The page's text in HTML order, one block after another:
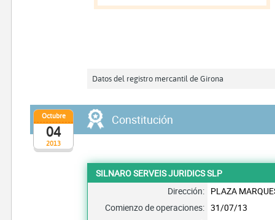
Datos del registro mercantil de Girona
2013
Octubre
04
Constitución
SILNARO SERVEIS JURIDICS SLP
Dirección: PLAZA
Comienzo de operaciones: 31/07/13